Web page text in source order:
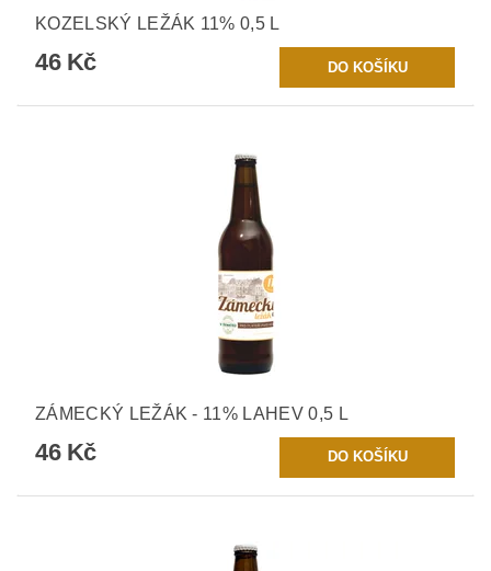
KOZELSKÝ LEŽÁK 11% 0,5 L
46 Kč
ZÁMECKÝ LEŽÁK - 11% LAHEV 0,5 L
46 Kč